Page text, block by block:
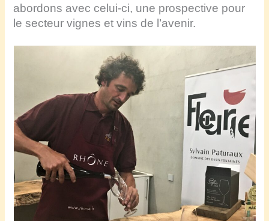
abordons avec celui-ci, une prospective pour
le secteur vignes et vins de l’avenir.